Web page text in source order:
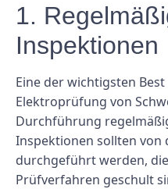
1.
Inspektionen
Eine der wichtigsten
Elektroprüfung von
Durchführung
Inspektionen sollten von
durchgeführt werden,
Prüfverfahren geschult